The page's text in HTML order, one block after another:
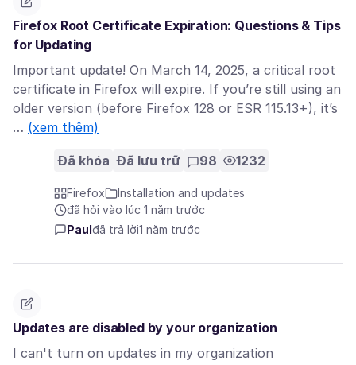
Firefox Root Certificate Expiration: Questions & Tips
for Updating
Important update! On March 14, 2025, a critical root
certificate in Firefox will expire. If you’re still using an
older version (before Firefox 128 or ESR 115.13+), it’s
… (xem thêm)
Đã khóa Đã lưu trữ 98 1232
Firefox
Installation and updates
đã hỏi vào lúc 1 năm trước
Paul đã trả lời1 năm trước
Updates are disabled by your organization
I can't turn on updates in my organization